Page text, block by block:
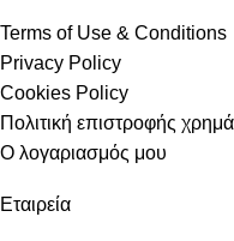
Terms of Use & Conditions
Privacy Policy
Cookies Policy
Πολιτική επιστροφής
Ο λογαριασμός μου
Εταιρεία